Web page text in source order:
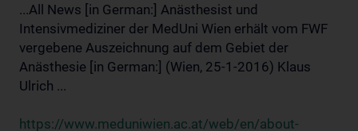
...All News [in German:] Anästhesist und
Intensivmediziner der MedUni Wien erhält vom FWF
vergebene Auszeichnung auf dem Gebiet der
Anästhesie [in German:] (Wien, 25-1-2016) Klaus
Ulrich ...
https://www.meduniwien.ac.at/web/en/about-